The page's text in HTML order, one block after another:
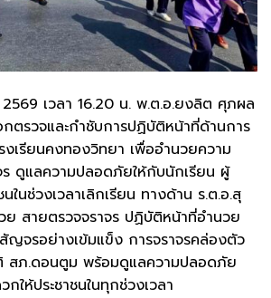
เวลา 16.20 น. พ.ต.อ.ยงลิต ศุภผล
ตรวจและกำชับการปฏิบัติหน้าที่ด้านการ
งเรียนคงทองวิทยา เพื่ออำนวยความ
ร ดูแลความปลอดภัยให้กับนักเรียน ผู้
ในช่วงเวลาเลิกเรียน ทางด้าน ร.ต.อ.สุ
ย สายตรวจจราจร ปฏิบัติหน้าที่อำนวย
ญจรอย่างเข้มแข็ง การจราจรคล่องตัว
สภ.ดอนตูม พร้อมดูแลความปลอดภัย
กให้ประชาชนในทุกช่วงเวลา